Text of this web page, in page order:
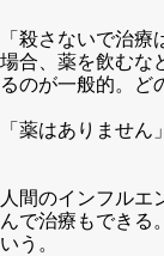
「殺さないで治
場合、薬を飲むな
るのが一般的。ど
「薬はありません」
人間のインフルエ
んで治療もできる
いう。